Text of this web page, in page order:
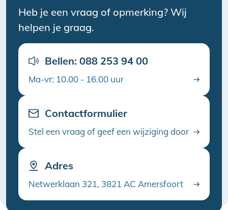
Heb je een vraag of opmerking? Wij
helpen je graag.
Bellen: 088 253 94 00
Ma-vr: 10.00 - 16.00 uur
Contactformulier
Stel een vraag of geef een wijziging door
Adres
Netwerklaan 321, 3821 AC Amersfoort